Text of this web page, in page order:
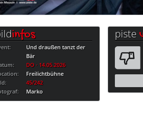
infos
Und draußen tanzt der
Bär
DO · 14.05.2026
Freilichtbühne
45/242
Marko
piste